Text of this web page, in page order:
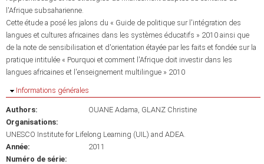
l'Afrique subsaharienne.
Cette étude a posé les jalons du « Guide de politique sur l'intégration des
langues et cultures africaines dans les systèmes éducatifs » 2010 ainsi que
de la note de sensibilisation et d'orientation étayée par les faits et fondée sur la
pratique intitulée « Pourquoi et comment l'Afrique doit investir dans les
langues africaines et l'enseignement multilingue » 2010
Masquer
Informations générales
Authors: OUANE Adama GLANZ Christine
Organisations:
UNESCO Institute for Lifelong Learning (UIL) and ADEA.
Année:
2011
Numéro de série: